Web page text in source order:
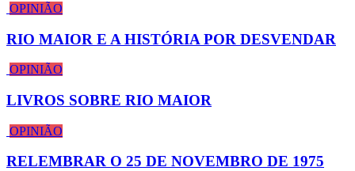
OPINIÃO
RIO MAIOR E A HISTÓRIA POR DESVENDAR
OPINIÃO
LIVROS SOBRE RIO MAIOR
OPINIÃO
RELEMBRAR O 25 DE NOVEMBRO DE 1975